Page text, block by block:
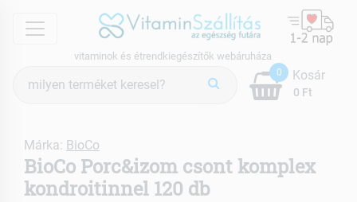
menu
vitaminok és étrendkiegészítők webáruháza
keresés
0
0 Ft
Kosár
Márka: BioCo
BioCo Porc&izom csont komplex
kondroitinnel 120 db